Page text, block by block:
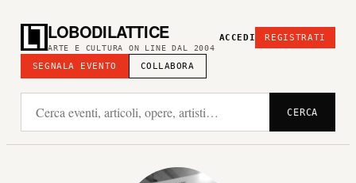
LOBODILATTICE
ARTE E CULTURA ON LINE DAL 2004
SEGNALA EVENTO COLLABORA
ACCEDI REGISTRATI
CERCA